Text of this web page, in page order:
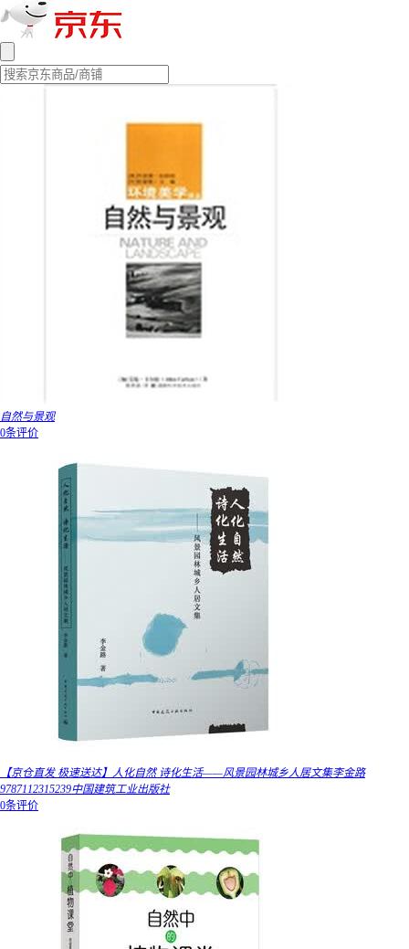
自然与景观
0条评价
【京仓直发 极速送达】人化自然 诗化生活——风景园林城乡人居文集李金路
9787112315239中国建筑工业出版社
0条评价